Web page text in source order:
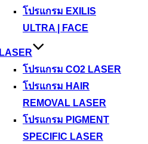
โปรแกรม EXILIS
ULTRA | FACE
LASER
โปรแกรม CO2 LASER
โปรแกรม HAIR
REMOVAL LASER
โปรแกรม PIGMENT
SPECIFIC LASER